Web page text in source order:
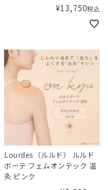
¥13,750税込
Lourdes（ルルド） ルルド
ボーテ フェムオンテック 温
灸 ピンク